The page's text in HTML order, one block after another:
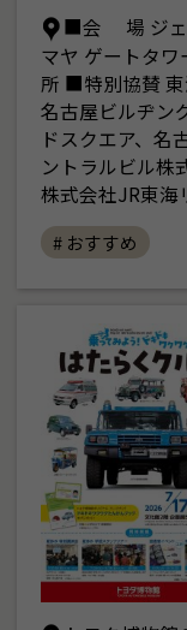
■会 場 ジェ
マヤ ゲートタ
所 ■特別協賛
名古屋ビルヂン
ドスクエア、名
ントラルビル株
株式会社JR東海
# おすすめ